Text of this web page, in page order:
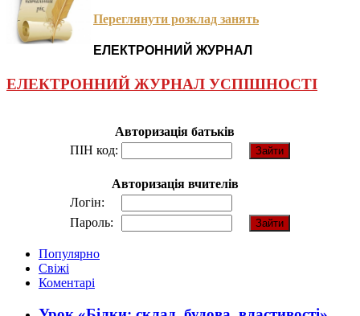
Переглянути розклад занять
ЕЛЕКТРОННИЙ ЖУРНАЛ
ЕЛЕКТРОННИЙ ЖУРНАЛ УСПІШНОСТІ
Авторизація батьків
ПІН код:
Авторизація вчителів
Логін:
Пароль:
Популярно
Свіжі
Коментарі